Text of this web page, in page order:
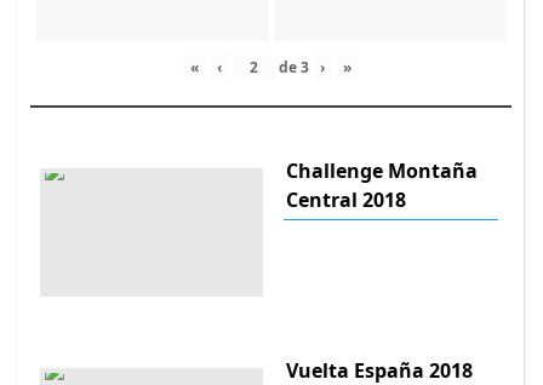
« ‹ de3 › »
Challenge Montaña
Central 2018
Vuelta España 2018